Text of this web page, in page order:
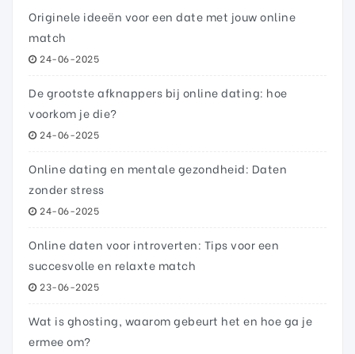
Originele ideeën voor een date met jouw online
match
24-06-2025
De grootste afknappers bij online dating: hoe
voorkom je die?
24-06-2025
Online dating en mentale gezondheid: Daten
zonder stress
24-06-2025
Online daten voor introverten: Tips voor een
succesvolle en relaxte match
23-06-2025
Wat is ghosting, waarom gebeurt het en hoe ga je
ermee om?